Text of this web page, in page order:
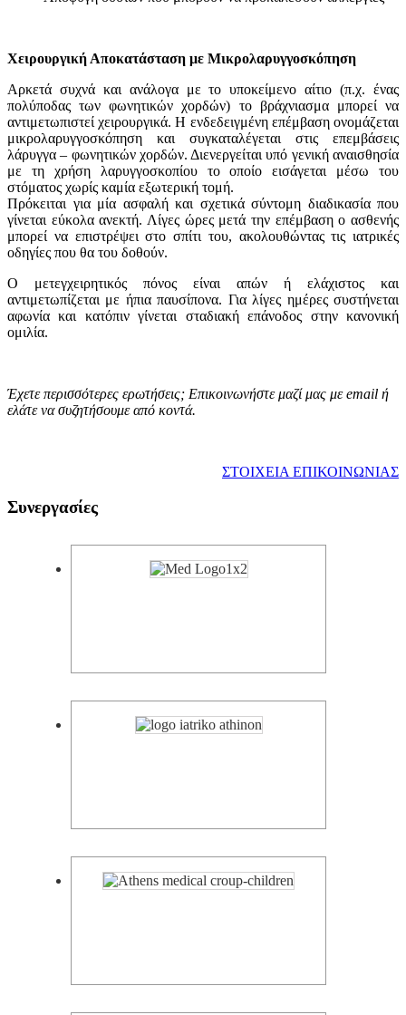
Χειρουργική Αποκατάσταση με Μικρολαρυγγοσκόπηση
Αρκετά συχνά και ανάλογα με το υποκείμενο αίτιο (π.χ. ένας
πολύποδας των φωνητικών χορδών) το βράχνιασμα μπορεί να
αντιμετωπιστεί χειρουργικά. Η ενδεδειγμένη επέμβαση ονομάζεται
μικρολαρυγγοσκόπηση και συγκαταλέγεται στις επεμβάσεις
λάρυγγα – φωνητικών χορδών. Διενεργείται υπό γενική αναισθησία
με τη χρήση λαρυγγοσκοπίου το οποίο εισάγεται μέσω του
στόματος χωρίς καμία εξωτερική τομή.
Πρόκειται για μία ασφαλή και σχετικά σύντομη διαδικασία που
γίνεται εύκολα ανεκτή. Λίγες ώρες μετά την επέμβαση ο ασθενής
μπορεί να επιστρέψει στο σπίτι του, ακολουθώντας τις ιατρικές
οδηγίες που θα του δοθούν.
Ο μετεγχειρητικός πόνος είναι απών ή ελάχιστος και
αντιμετωπίζεται με ήπια παυσίπονα. Για λίγες ημέρες συστήνεται
αφωνία και κατόπιν γίνεται σταδιακή επάνοδος στην κανονική
ομιλία.
Έχετε περισσότερες ερωτήσεις; Επικοινωνήστε μαζί μας με email ή
ελάτε να συζητήσουμε από κοντά.
ΣΤΟΙΧΕΙΑ ΕΠΙΚΟΙΝΩΝΙΑΣ
Συνεργασίες